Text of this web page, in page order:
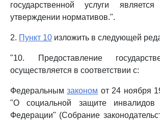
государственной услуги
утверждении нормативов.".
2. Пункт 10 изложить в следующей
"10. Предоставление
осуществляется в соответствии с:
Федеральнымзаконом от 24 ноября
"О социальной защите инвалидов
Федерации" (Собрание